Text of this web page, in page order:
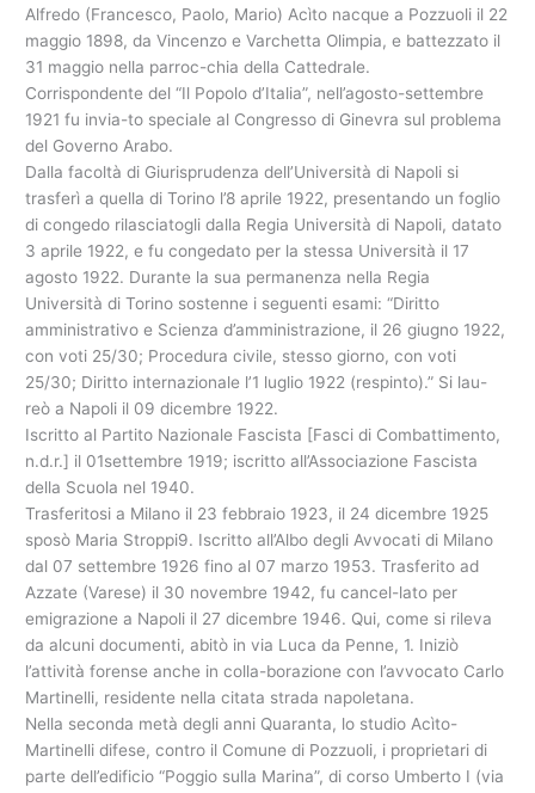
Alfredo (Francesco, Paolo, Mario) Acìto nacque a Pozzuoli il 22
maggio 1898, da Vincenzo e Varchetta Olimpia, e battezzato il
31 maggio nella parroc-chia della Cattedrale.
Corrispondente del “Il Popolo d’Italia”, nell’agosto-settembre
1921 fu invia-to speciale al Congresso di Ginevra sul problema
del Governo Arabo.
Dalla facoltà di Giurisprudenza dell’Università di Napoli si
trasferì a quella di Torino l’8 aprile 1922, presentando un foglio
di congedo rilasciatogli dalla Regia Università di Napoli, datato
3 aprile 1922, e fu congedato per la stessa Università il 17
agosto 1922. Durante la sua permanenza nella Regia
Università di Torino sostenne i seguenti esami: “Diritto
amministrativo e Scienza d’amministrazione, il 26 giugno 1922,
con voti 25/30; Procedura civile, stesso giorno, con voti
25/30; Diritto internazionale l’1 luglio 1922 (respinto).” Si lau-
reò a Napoli il 09 dicembre 1922.
Iscritto al Partito Nazionale Fascista [Fasci di Combattimento,
n.d.r.] il 01settembre 1919; iscritto all’Associazione Fascista
della Scuola nel 1940.
Trasferitosi a Milano il 23 febbraio 1923, il 24 dicembre 1925
sposò Maria Stroppi9. Iscritto all’Albo degli Avvocati di Milano
dal 07 settembre 1926 fino al 07 marzo 1953. Trasferito ad
Azzate (Varese) il 30 novembre 1942, fu cancel-lato per
emigrazione a Napoli il 27 dicembre 1946. Qui, come si rileva
da alcuni documenti, abitò in via Luca da Penne, 1. Iniziò
l’attività forense anche in colla-borazione con l’avvocato Carlo
Martinelli, residente nella citata strada napoletana.
Nella seconda metà degli anni Quaranta, lo studio Acìto-
Martinelli difese, contro il Comune di Pozzuoli, i proprietari di
parte dell’edificio “Poggio sulla Marina”, di corso Umberto I (via